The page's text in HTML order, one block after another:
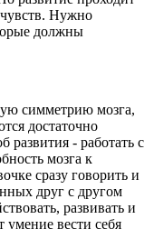
Нужно
должны
симметрию мозга,
достаточно
- работать с
мозга к
сразу говорить и
друг с другом
развивать и
вести себя